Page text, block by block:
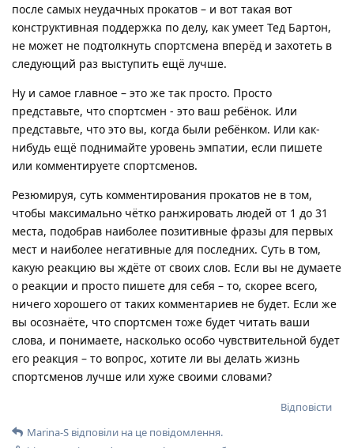
после самых неудачных прокатов – и вот такая вот
конструктивная поддержка по делу, как умеет Тед Бартон,
не может не подтолкнуть спортсмена вперёд и захотеть в
следующий раз выступить ещё лучше.
Ну и самое главное – это же так просто. Просто
представьте, что спортсмен - это ваш ребёнок. Или
представьте, что это вы, когда были ребёнком. Или как-
нибудь ещё поднимайте уровень эмпатии, если пишете
или комментируете спортсменов.
Резюмируя, суть комментирования прокатов не в том,
чтобы максимально чётко ранжировать людей от 1 до 31
места, подобрав наиболее позитивные фразы для первых
мест и наиболее негативные для последних. Суть в том,
какую реакцию вы ждёте от своих слов. Если вы не думаете
о реакции и просто пишете для себя – то, скорее всего,
ничего хорошего от таких комментариев не будет. Если же
вы осознаёте, что спортсмен тоже будет читать ваши
слова, и понимаете, насколько особо чувствительной будет
его реакция – то вопрос, хотите ли вы делать жизнь
спортсменов лучше или хуже своими словами?
Відповісти
Marina-S відповіли на це повідомлення.